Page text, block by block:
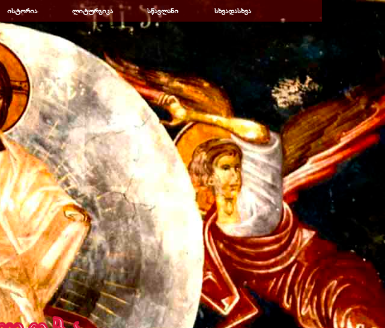
▼
ისტორია ▼
ლიტურგიკა ▼
სწავლანი ▼
სხვადასხვა